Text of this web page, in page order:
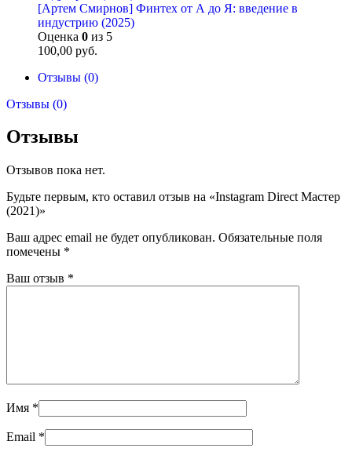
[Артем Смирнов] Финтех от А до Я: введение в
индустрию (2025)
Оценка 0 из 5
100,00 руб.
Отзывы (0)
Отзывы (0)
Отзывы
Отзывов пока нет.
Будьте первым, кто оставил отзыв на «Instagram Direct Мастер
(2021)»
Ваш адрес email не будет опубликован. Обязательные поля
помечены *
Ваш отзыв *
Имя *
Email *